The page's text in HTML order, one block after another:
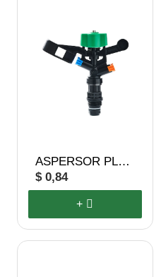
ASPERSOR PLÁSTICO
$ 0,84
+